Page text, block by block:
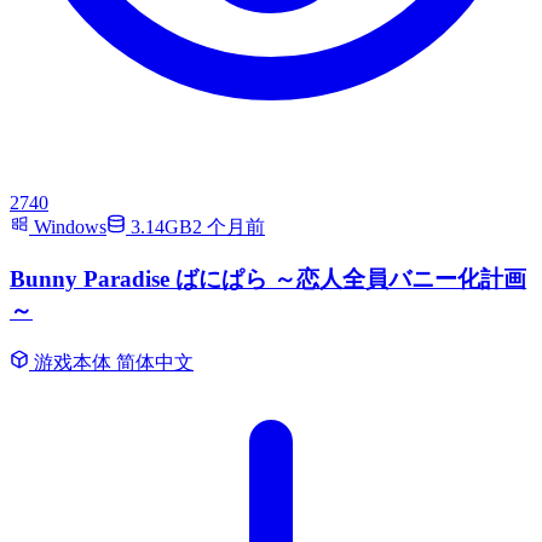
2740
Windows
3.14GB2 个月前
Bunny Paradise ばにぱら ～恋人全員バニー化計画
～
游戏本体 简体中文